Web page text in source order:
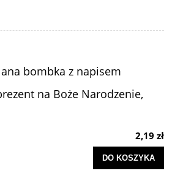
bombka z napisem
na Boże Narodzenie,
2,19 zł
DO KOSZYKA